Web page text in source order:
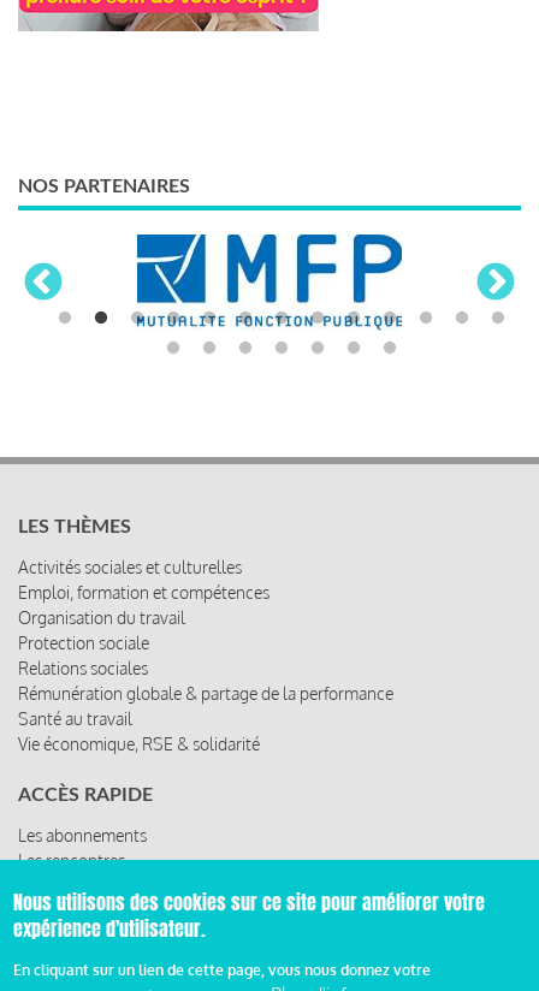
NOS PARTENAIRES
LES THÈMES
Activités sociales et culturelles
Emploi, formation et compétences
Organisation du travail
Protection sociale
Relations sociales
Rémunération globale & partage de la performance
Santé au travail
Vie économique, RSE & solidarité
ACCÈS RAPIDE
Les abonnements
Les rencontres
© 2019 Miroir Social - Réalisé par
Nous utilisons des cookies sur ce site pour améliorer votre
expérience d'utilisateur.
En cliquant sur un lien de cette page, vous nous donnez votre